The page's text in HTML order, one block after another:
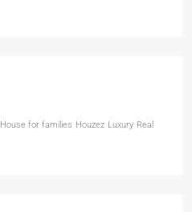
House for families Houzez Luxury Real